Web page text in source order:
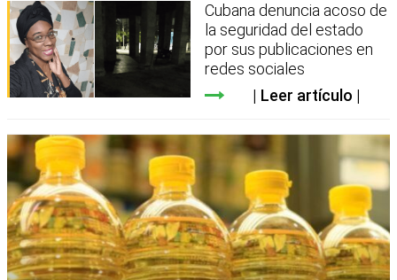
Cubana denuncia acoso de
la seguridad del estado
por sus publicaciones en
redes sociales
Leer artículo